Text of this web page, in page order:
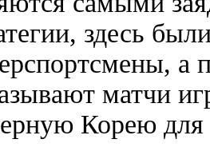
здесь
а
матчи
Корею для